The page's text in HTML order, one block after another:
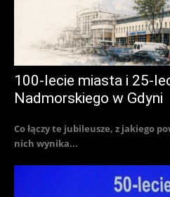
100-lecie miasta i 25-
Nadmorskiego w Gdyni
Co łączy te jubileusze, z jakiego
nich wynika...